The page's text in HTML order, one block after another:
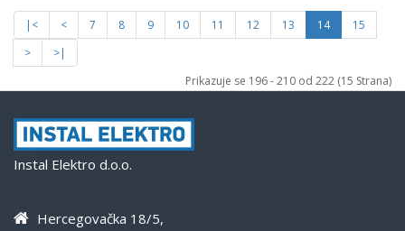
|< < 7 8 9 10 11 12 13 14
15
>
>|
Prikazuje se 196 - 210 od 222 (15 Strana)
Instal Elektro d.o.o.
Hercegovačka 18/5,